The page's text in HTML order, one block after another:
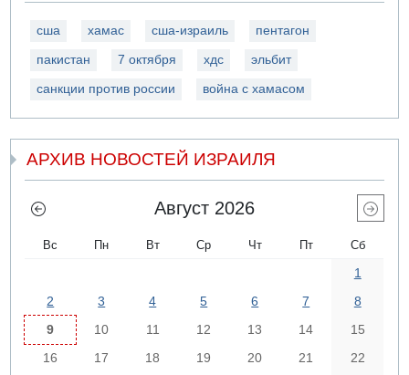
сша хамас сша-израиль пентагон
пакистан 7 октября хдс эльбит
санкции против россии война с хамасом
АРХИВ НОВОСТЕЙ ИЗРАИЛЯ
Август 2026
Вс Пн Вт Ср Чт Пт Сб
1
2
3 4 5 6 7
8
9
10 11 12 13 14
15
16
17 18 19 20 21
22